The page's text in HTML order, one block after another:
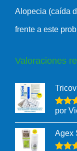
Alopecia (caída
frente a este
Valoraciones
por
Agex